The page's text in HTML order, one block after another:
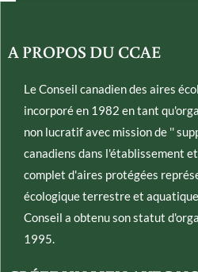
A PROPOS DU CCAE
Le Conseil canadien des aires
incorporé en 1982 en tant
non lucratif avec mission de ''
canadiens dans l'établissement
complet d'aires protégées
écologique terrestre et
Conseil a obtenu son statut
1995.